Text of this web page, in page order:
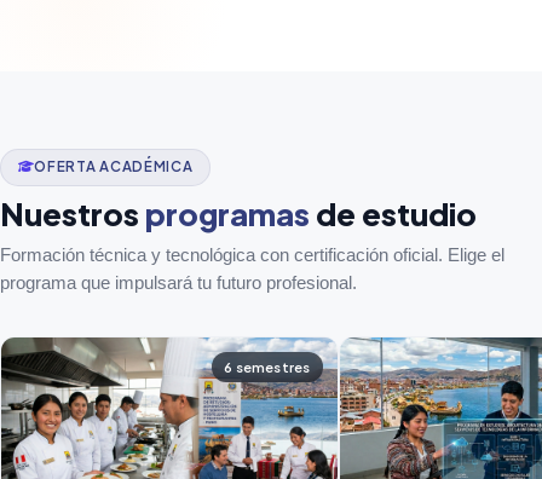
OFERTA ACADÉMICA
Nuestros programas de estudio
Formación técnica y tecnológica con certificación oficial. Elige el
programa que impulsará tu futuro profesional.
6 semestres